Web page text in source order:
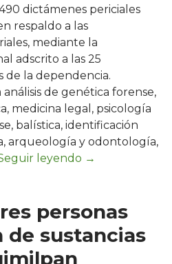
dictámenes periciales
respaldo a las
mediante la
adscrito a las 25
de la dependencia.
de genética forense,
medicina legal, psicología
balística, identificación
arqueología y odontología,
personas
de sustancias